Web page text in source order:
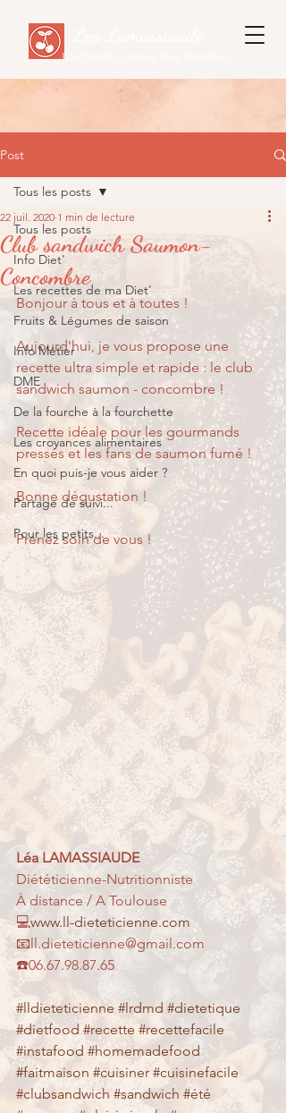
La diététicienne des familles
Post
Tous les posts
Info Diet'
Les recettes de ma Diet'
Fruits & Légumes de saison
Info Métier
DME
De la fourche à la fourchette
Les croyances alimentaires
En quoi puis-je vous aider ?
Partage de suivi...
Pour les petits...
Tous les posts
Club sandwich Saumon-
Concombre
22 juil. 2020 1 min de lecture
Bonjour à tous et à toutes !
Aujourd'hui, je vous propose une
recette ultra simple et rapide : le club
sandwich saumon - concombre !
Recette idéale pour les gourmands
pressés et les fans de saumon fumé !
Bonne dégustation !
Prenez soin de vous !
Léa LAMASSIAUDE
Diététicienne-Nutritionniste
À distance / A Toulouse
💻www.ll-dieteticienne.com
📧ll.dieteticienne@gmail.com
☎️06.67.98.87.65
#lldieteticienne #lrdmd #dietetique
#dietfood #recette #recettefacile
#instafood #homemadefood
#faitmaison #cuisiner #cuisinefacile
#clubsandwich #sandwich #été